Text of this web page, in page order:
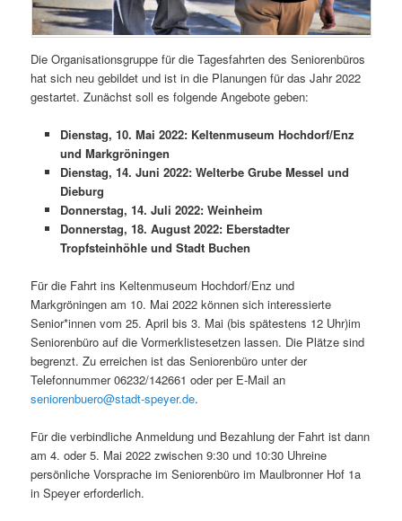
Die Organisationsgruppe für die Tagesfahrten des Seniorenbüros
hat sich neu gebildet und ist in die Planungen für das Jahr 2022
gestartet. Zunächst soll es folgende Angebote geben:
Dienstag, 10. Mai 2022: Keltenmuseum Hochdorf/Enz
und Markgröningen
Dienstag, 14. Juni 2022: Welterbe Grube Messel und
Dieburg
Donnerstag, 14. Juli 2022: Weinheim
Donnerstag, 18. August 2022: Eberstadter
Tropfsteinhöhle und Stadt Buchen
Für die Fahrt ins Keltenmuseum Hochdorf/Enz und
Markgröningen am 10. Mai 2022 können sich interessierte
Senior*innen vom 25. April bis 3. Mai (bis spätestens 12 Uhr)im
Seniorenbüro auf die Vormerklistesetzen lassen. Die Plätze sind
begrenzt. Zu erreichen ist das Seniorenbüro unter der
Telefonnummer 06232/142661 oder per E-Mail an
seniorenbuero@stadt-speyer.de.
Für die verbindliche Anmeldung und Bezahlung der Fahrt ist dann
am 4. oder 5. Mai 2022 zwischen 9:30 und 10:30 Uhreine
persönliche Vorsprache im Seniorenbüro im Maulbronner Hof 1a
in Speyer erforderlich.